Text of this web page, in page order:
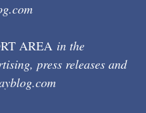
AREA in the
press releases and